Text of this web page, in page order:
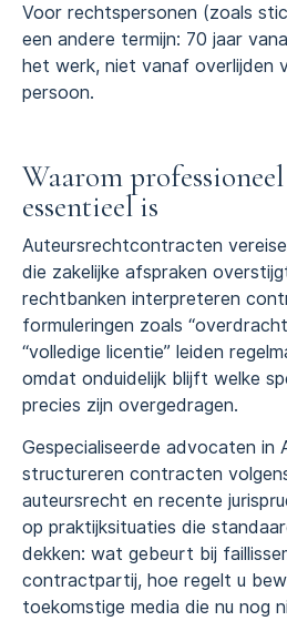
Voor rechtspersonen (zoals
een andere termijn: 70 jaar
het werk, niet vanaf overlijden
persoon.
Waarom
essentieel is
Auteursrechtcontracten
die zakelijke afspraken
rechtbanken interpreteren
formuleringen zoals
“volledige licentie” leiden
omdat onduidelijk blijft welke
precies zijn overgedragen.
Gespecialiseerde advocaten in
structureren contracten
auteursrecht en recente
op praktijksituaties die
dekken: wat gebeurt bij
contractpartij, hoe regelt u
toekomstige media die nu nog